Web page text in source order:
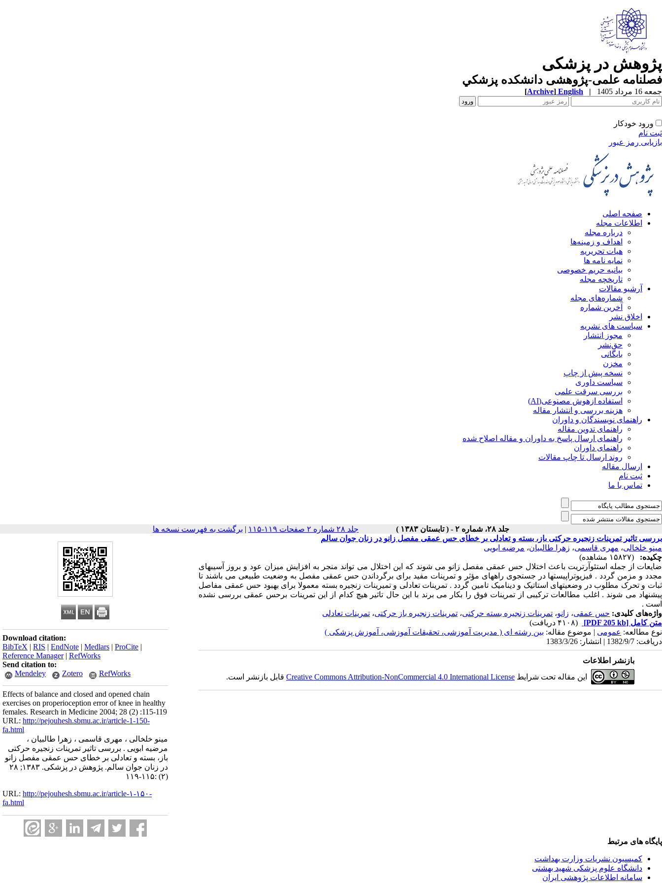
پژوهش در پزشکی
فصلنامه علمی-پژوهشی دانشکده پزشکي
جمعه 16 مرداد 1405 |
English
[Archive]
ورود خودکار
ثبت نام
بازیابی رمز عبور
صفحه اصلی
اطلاعات مجله
درباره مجله
اهداف و زمینه‌ها
هیات تحریریه
نمایه نامه ها
بیانیه حریم خصوصی
تاریخچه مجله
آرشیو مقالات
شماره‌های مجله
آخرین شماره
اخلاق نشر
سیاست های نشریه
مجوز انتشار
حق‌نشر
بایگانی
مخزن
نسخه پیش از چاپ
سیاست داوری
بررسی سرقت علمی
استفاده ازهوش مصنوعی(AI)
هزینه بررسی و انتشار مقاله
راهنمای نویسندگان و داوران
راهنمای تدوین مقاله
راهنمای ارسال پاسخ به داوران و مقاله اصلاح شده
راهنمای داوران
روند ارسال تا چاپ مقالات
ارسال مقاله
ثبت نام
تماس با ما
جلد ۲۸، شماره ۲ - ( تابستان ۱۳۸۳ ) جلد ۲۸ شماره ۲ صفحات ۱۱۹-۱۱۵ | برگشت به فهرست نسخه ها
Download citation:
BibTeX | RIS | EndNote | Medlars | ProCite |
Reference Manager| RefWorks
Send citation to:
Mendeley
Zotero RefWorks
Effects of balance and closed and opened chain
exercises on properioception error of knee in healthy
females. Research in Medicine 2004; 28 (2) :115-119
URL: http://pejouhesh.sbmu.ac.ir/article-1-150-
fa.html
مینو خلخالی ، مهری قاسمی ، زهرا طالبیان ،
مرضیه ابویی . بررسی تاثیر تمرینات زنجیره حرکتی
باز، بسته و تعادلی بر خطای حس عمقی مفصل زانو
در زنان جوان سالم. پژوهش در پزشکی. ۱۳۸۳; ۲۸
(۲) :۱۱۵-۱۱۹
URL: http://pejouhesh.sbmu.ac.ir/article-۱-۱۵۰-
fa.html
بررسی تاثیر تمرینات زنجیره حرکتی باز، بسته و تعادلی بر خطای حس عمقی مفصل زانو در زنان جوان سالم
مینو خلخالی، مهری قاسمی، زهرا طالبیان، مرضیه ابویی
چکیده:
(۱۵۸۲۷ مشاهده)
ضایعات از جمله استئوآرتریت باعث اختلال حس عمقی مفصل زانو می شوند که این اختلال می تواند منجر به افزایش میزان عود و بروز آسیبهای
مجدد و مزمن گردد . فیزیوتراپیستها در جستجوی راههای مؤثر و تمرینات مفید برای برگرداندن حس عمقی مفصل به وضعیت طبیعی می باشند تا
ثبات و تحرک مطلوب در وضعیتهای استاتیک و دینامیک تامین گردد . تمرینات تعادلی و تمیرینات زنجیره بسته معمولا برای بهبود حس عمقی مفاصل
پیشنهاد می شوند . اغلب مطالعات ترکیبی از تمرینات فوق را بکار می برند با این حال تاثیر هیچ کدام از این تمرینات برحس عمقی بررسی نشده
است .
واژه‌های کلیدی: حس عمقی، زانو، تمرینات زنجیره بسته حرکتی، تمرینات زنجیره باز حرکتی، تمرینات تعادلی
متن کامل [PDF 205 kb]
(۴۱۰۸ دریافت)
نوع مطالعه: عمومی | موضوع مقاله: بین رشته ای ( مدیریت آموزشی، تحقیقات آموزشی، آموزش پزشکی )
دریافت: 1382/9/7 | انتشار: 1383/3/26
بازنشر اطلاعات
این مقاله تحت شرایط Creative Commons Attribution-NonCommercial 4.0 International Licenseقابل بازنشر است.
پایگاه های مرتبط
کمیسیون نشریات وزارت بهداشت
دانشگاه علوم پزشکی شهید بهشتی
سامانه اطلاعات پژوهشی ایران